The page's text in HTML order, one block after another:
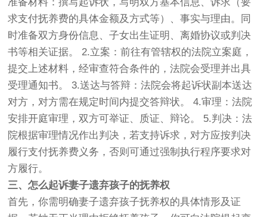
准备材料：撰写起诉状，写明双方基本信息、诉求（要
求支付抚养费的具体金额及方式等）、事实与理由。同
时准备双方身份信息、子女出生证明、离婚协议或判决
书等相关证据。 2.立案：前往有管辖权的法院立案庭，
提交上述材料，经审查符合条件的，法院会受理并出具
受理通知书。 3.送达与答辩：法院会将起诉状副本送达
对方，对方需在规定时间内提交答辩状。 4.审理：法院
安排开庭审理，双方可举证、质证、辩论。 5.判决：法
院根据审理情况作出判决，若支持诉求，对方应按判决
履行支付抚养费义务，否则可通过强制执行程序要求对
方履行。
三、怎么起诉妻子遗弃孩子的抚养权
首先，你需明确妻子遗弃孩子抚养权的具体情形及证